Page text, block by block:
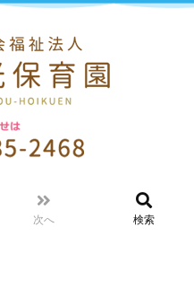
次へ 検索